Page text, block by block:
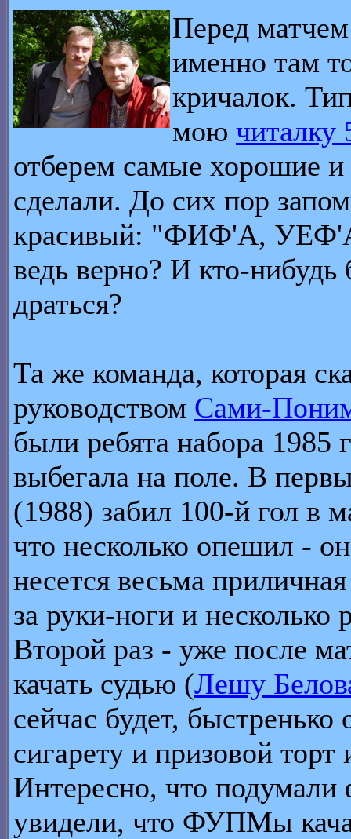
Перед
именно там
кричалок.
мою читалку
отберем самые хорошие и
сделали. До сих пор
красивый: "ФИФ'А,
ведь верно? И кто-нибудь
драться?
Та же команда, которая
руководством Сами-
были ребята набора 1985
выбегала на поле. В
(1988) забил 100-й гол в
что несколько опешил -
несется весьма
за руки-ноги и несколько
Второй раз - уже после
качать судью (Лешу
сейчас будет,
сигарету и призовой
Интересно, что
увидели, что ФУПМы